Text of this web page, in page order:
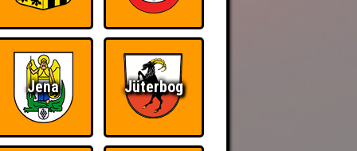
Jena Jüterbog